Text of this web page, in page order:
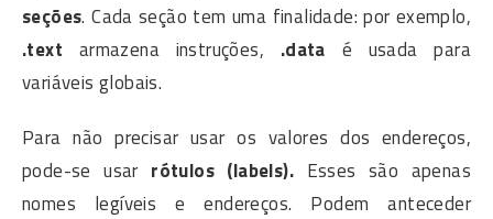
seções. Cada seção tem uma finalidade: por exemplo,
.text armazena instruções, .data é usada para
variáveis globais.
Para não precisar usar os valores dos endereços,
pode-se usar rótulos (labels). Esses são apenas
nomes legíveis e endereços. Podem anteceder